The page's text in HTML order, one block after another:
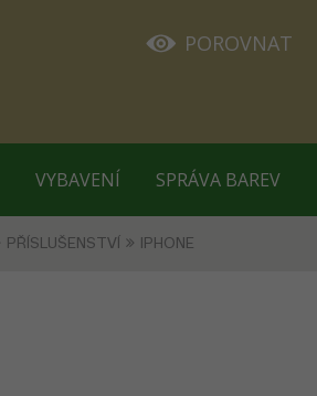
POROVNAT
VYBAVENÍ SPRÁVA BAREV
PŘÍSLUŠENSTVÍ IPHONE